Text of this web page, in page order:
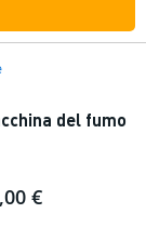
del fumo
€